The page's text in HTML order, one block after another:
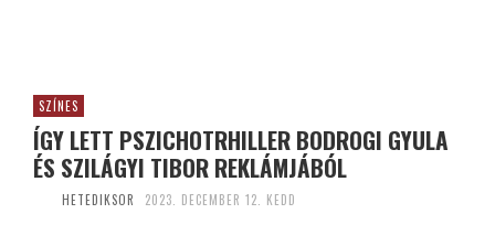
SZÍNES
ÍGY LETT PSZICHOTRHILLER BODROGI GYULA
ÉS SZILÁGYI TIBOR REKLÁMJÁBÓL
HETEDIKSOR 2023. DECEMBER 12. KEDD